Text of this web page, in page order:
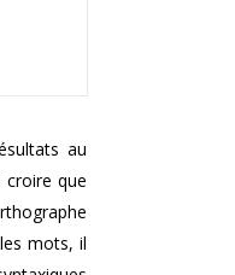
au
que
mots, il